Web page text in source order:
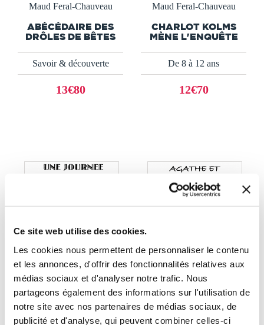
Ce site web utilise des cookies.
Les cookies nous permettent de personnaliser le contenu
et les annonces, d'offrir des fonctionnalités relatives aux
médias sociaux et d'analyser notre trafic. Nous
partageons également des informations sur l'utilisation de
notre site avec nos partenaires de médias sociaux, de
publicité et d'analyse, qui peuvent combiner celles-ci
Maud Feral-Chauveau
ABÉCÉDAIRE DES
DRÔLES DE BÊTES
Savoir & découverte
13€80
Maud Feral-Chauveau
CHARLOT KOLMS
MÈNE L'ENQUÊTE
De 8 à 12 ans
12€70
Maud Feral-Chauveau Maud Feral-Chauveau